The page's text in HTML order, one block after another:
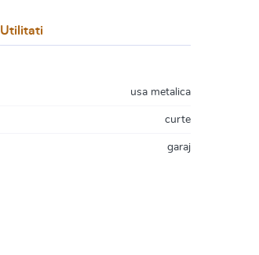
Utilitati
usa metalica
curte
garaj